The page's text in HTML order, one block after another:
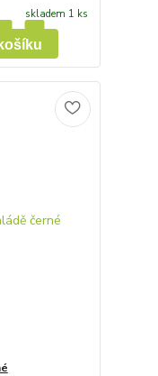
skladem 1 ks